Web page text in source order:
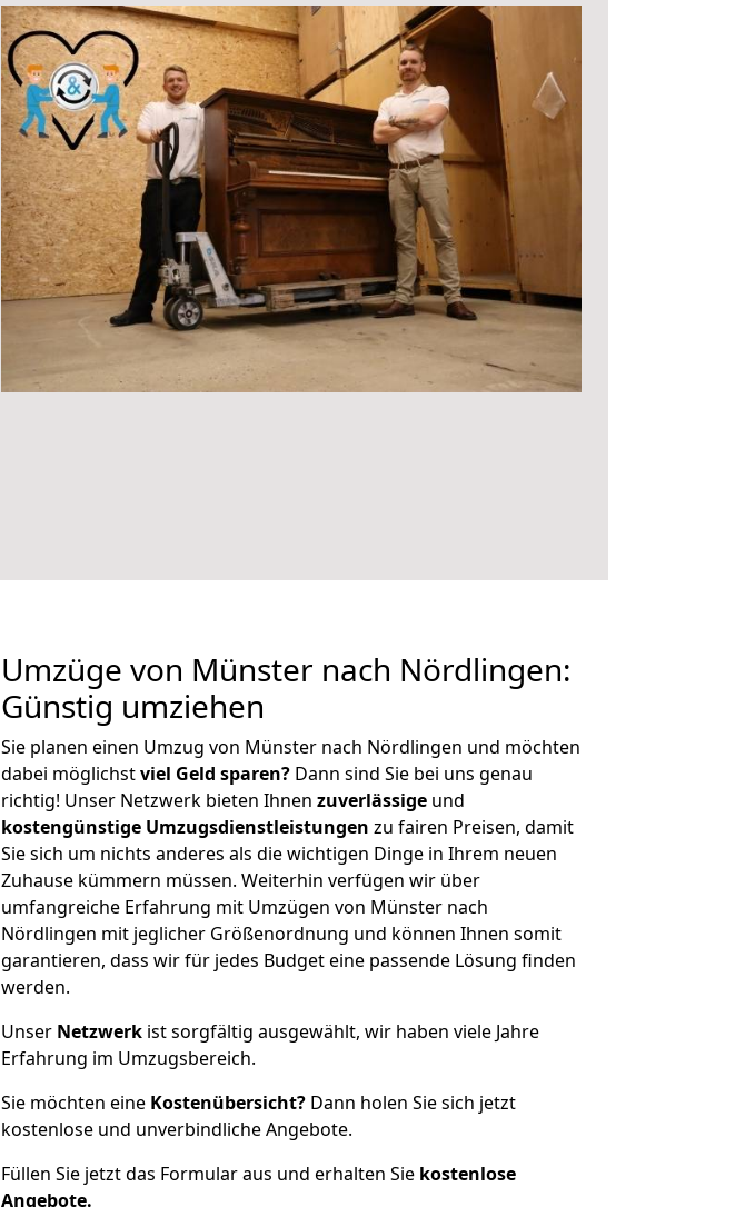
Umzüge von Münster nach Nördlingen:
Günstig umziehen
Sie planen einen Umzug von Münster nach Nördlingen und möchten
dabei möglichstviel Geld sparen? Dann sind Sie bei uns genau
richtig! Unser Netzwerk bieten Ihnen zuverlässige und
kostengünstige Umzugsdienstleistungen zu fairen Preisen, damit
Sie sich um nichts anderes als die wichtigen Dinge in Ihrem neuen
Zuhause kümmern müssen. Weiterhin verfügen wir über
umfangreiche Erfahrung mit Umzügen von Münster nach
Nördlingen mit jeglicher Größenordnung und können Ihnen somit
garantieren, dass wir für jedes Budget eine passende Lösung finden
werden.
Unser Netzwerk ist sorgfältig ausgewählt, wir haben viele Jahre
Erfahrung im Umzugsbereich.
Sie möchten eine Kostenübersicht? Dann holen Sie sich jetzt
kostenlose und unverbindliche Angebote.
Füllen Sie jetzt das Formular aus und erhalten Sie kostenlose
Angebote.